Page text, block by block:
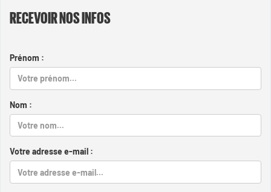
RECEVOIR NOS INFOS
Prénom :
Nom :
Votre adresse e-mail :